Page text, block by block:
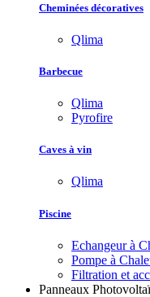
Cheminées décoratives
Qlima
Barbecue
Qlima
Pyrofire
Caves à vin
Qlima
Piscine
Echangeur à
Pompe à
Filtration et
Panneaux